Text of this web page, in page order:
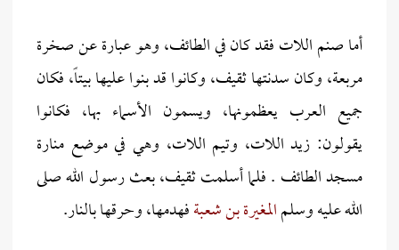
أما صنم اللات فقد كان في الطائف، وهو عبارة عن صخرة
مربعة، وكان سدنتها ثقيف، وكانوا قد بنوا عليها بيتاً، فكان
جميع العرب يعظمونها، ويسمون الأسماء بها، فكانوا
يقولون: زيد اللات، وتيم اللات، وهي في موضع منارة
مسجد الطائف . فلما أسلمت ثقيف، بعث رسول الله صلى
الله عليه وسلمالمغيرة بن شعبةفهدمها، وحرقها بالنار.